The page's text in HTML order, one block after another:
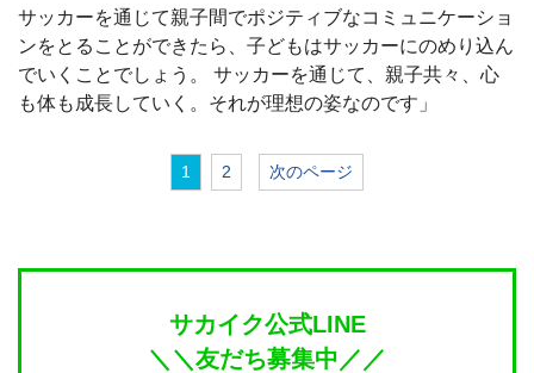
サッカーを通じて親子間でポジティブなコミュニケーショ
ンをとることができたら、子どもはサッカーにのめり込ん
でいくことでしょう。 サッカーを通じて、親子共々、心
も体も成長していく。それが理想の姿なのです」
1 2 次のページ
サカイク公式LINE
＼＼友だち募集中／／